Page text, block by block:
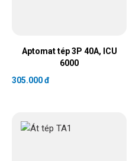
Aptomat tép 3P 40A, ICU
6000
305.000 đ